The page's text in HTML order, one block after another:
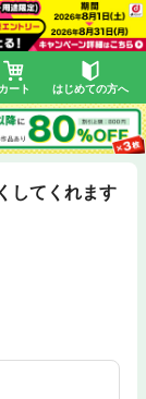
カート はじめての方へ
してくれます